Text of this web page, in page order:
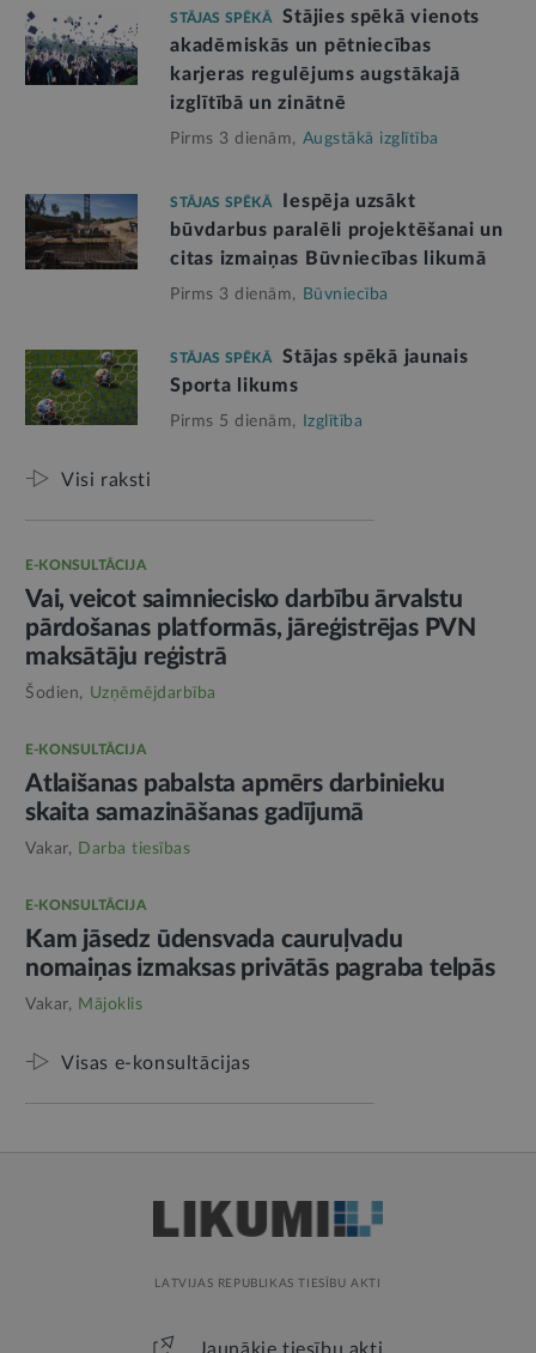
STĀJAS SPĒKĀ
Stājies spēkā vienots
akadēmiskās un pētniecības
karjeras regulējums augstākajā
izglītībā un zinātnē
Pirms 3 dienām, Augstākā izglītība
STĀJAS SPĒKĀ
Iespēja uzsākt
būvdarbus paralēli projektēšanai un
citas izmaiņas Būvniecības likumā
Pirms 3 dienām, Būvniecība
STĀJAS SPĒKĀ
Stājas spēkā jaunais
Sporta likums
Pirms 5 dienām, Izglītība
Visi raksti
E-KONSULTĀCIJA
Vai, veicot saimniecisko darbību ārvalstu
pārdošanas platformās, jāreģistrējas PVN
maksātāju reģistrā
Šodien, Uzņēmējdarbība
E-KONSULTĀCIJA
Atlaišanas pabalsta apmērs darbinieku
skaita samazināšanas gadījumā
Vakar, Darba tiesības
E-KONSULTĀCIJA
Kam jāsedz ūdensvada cauruļvadu
nomaiņas izmaksas privātās pagraba telpās
Vakar, Mājoklis
Visas e-konsultācijas
LATVIJAS REPUBLIKAS TIESĪBU AKTI